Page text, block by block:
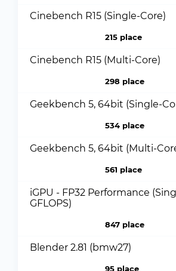
Cinebench R15 (Single-Core)
215 place
Cinebench R15 (Multi-Core)
298 place
Geekbench 5, 64bit (Single-
534 place
Geekbench 5, 64bit (Multi-
561 place
iGPU - FP32 Performance
GFLOPS)
847 place
Blender 2.81 (bmw27)
95 place